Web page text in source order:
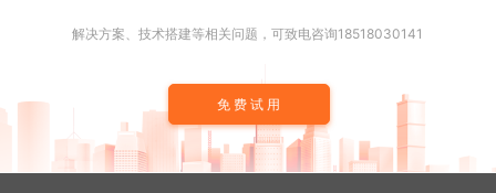
解决方案、技术搭建等相关问题，可致电咨询18518030141
免费试用